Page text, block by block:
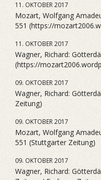
11. OKTOBER 2017
Mozart, Wolfgang
551 (https://
11. OKTOBER 2017
Wagner, Richard:
(https://
09. OKTOBER 2017
Wagner, Richard:
Zeitung)
09. OKTOBER 2017
Mozart, Wolfgang
551 (Stuttgarter Zeitung)
09. OKTOBER 2017
Wagner, Richard: